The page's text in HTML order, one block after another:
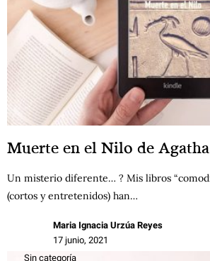
Muerte en el Nilo de
Un misterio diferente… ? Mis libros
(cortos y entretenidos) han…
Maria Ignacia Urzúa Reyes
17 junio, 2021
Sin categoría